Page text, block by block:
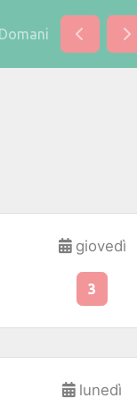
Domani
giovedì
3
lunedì